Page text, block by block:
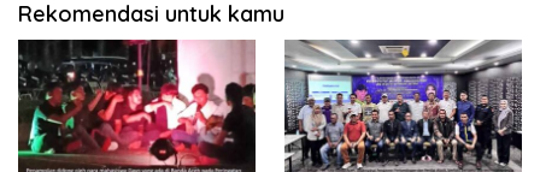
Rekomendasi untuk kamu